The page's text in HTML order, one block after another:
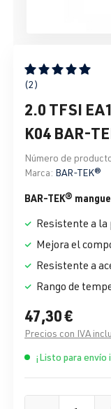
Calificación
(2)
2.0 TFSI
K04 BAR-
Número de
Marca: BAR-TEK®
BAR-TEK®
Resistente a la
Mejora el
Resistente a
Rango de
47,30 €
Precios con IVA
¡Listo para envío